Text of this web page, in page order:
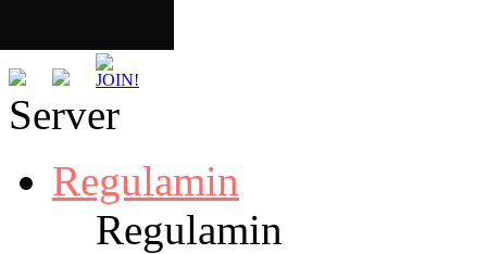
Server
Regulamin
Regulamin